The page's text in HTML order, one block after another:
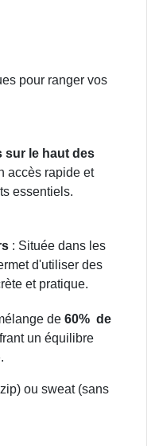
pour ranger vos
sur le haut des
accès rapide et
essentiels.
: Située dans les
d'utiliser des
et pratique.
de 60% de
un équilibre
ou sweat (sans